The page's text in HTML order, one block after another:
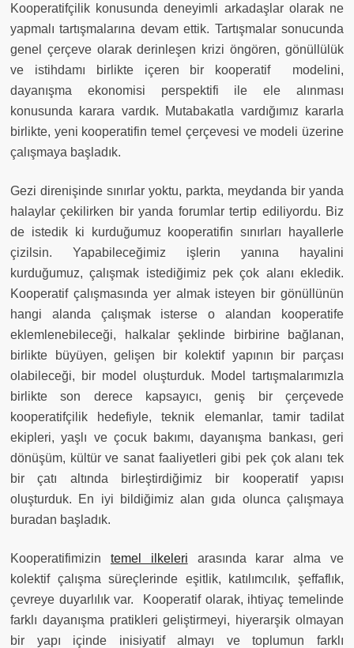
Kooperatifçilik konusunda deneyimli arkadaşlar olarak ne
yapmalı tartışmalarına devam ettik. Tartışmalar sonucunda
genel çerçeve olarak derinleşen krizi öngören, gönüllülük
ve istihdamı birlikte içeren bir kooperatif
modelini,
dayanışma ekonomisi perspektifi ile ele alınması
konusunda karara vardık. Mutabakatla vardığımız kararla
birlikte, yeni kooperatifin temel çerçevesi ve modeli üzerine
çalışmaya başladık.
Gezi direnişinde sınırlar yoktu, parkta, meydanda bir yanda
halaylar çekilirken bir yanda forumlar tertip ediliyordu. Biz
de istedik ki kurduğumuz kooperatifin sınırları hayallerle
çizilsin. Yapabileceğimiz işlerin yanına hayalini
kurduğumuz, çalışmak istediğimiz pek çok alanı ekledik.
Kooperatif çalışmasında yer almak isteyen bir gönüllünün
hangi alanda çalışmak isterse o alandan kooperatife
eklemlenebileceği, halkalar şeklinde birbirine bağlanan,
birlikte büyüyen, gelişen bir kolektif yapının bir parçası
olabileceği, bir model oluşturduk. Model tartışmalarımızla
birlikte son derece kapsayıcı, geniş bir çerçevede
kooperatifçilik hedefiyle, teknik elemanlar, tamir tadilat
ekipleri, yaşlı ve çocuk bakımı, dayanışma bankası, geri
dönüşüm, kültür ve sanat faaliyetleri gibi pek çok alanı tek
bir çatı altında birleştirdiğimiz bir kooperatif yapısı
oluşturduk. En iyi bildiğimiz alan gıda olunca çalışmaya
buradan başladık.
Kooperatifimizin temel ilkeleri arasında karar alma ve
kolektif çalışma süreçlerinde eşitlik, katılımcılık, şeffaflık,
çevreye duyarlılık var.
Kooperatif olarak, ihtiyaç temelinde
farklı dayanışma pratikleri geliştirmeyi, hiyerarşik olmayan
bir yapı içinde inisiyatif almayı ve toplumun farklı